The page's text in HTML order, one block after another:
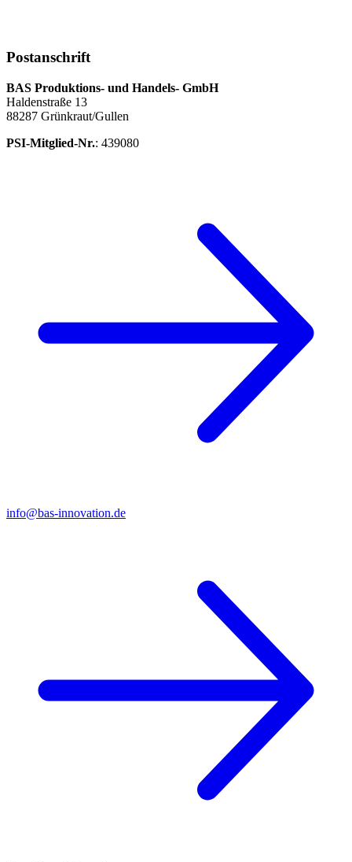
Postanschrift
BAS Produktions- und Handels- GmbH
Haldenstraße 13
88287 Grünkraut/Gullen
PSI-Mitglied-Nr.: 439080
info@bas-innovation.de